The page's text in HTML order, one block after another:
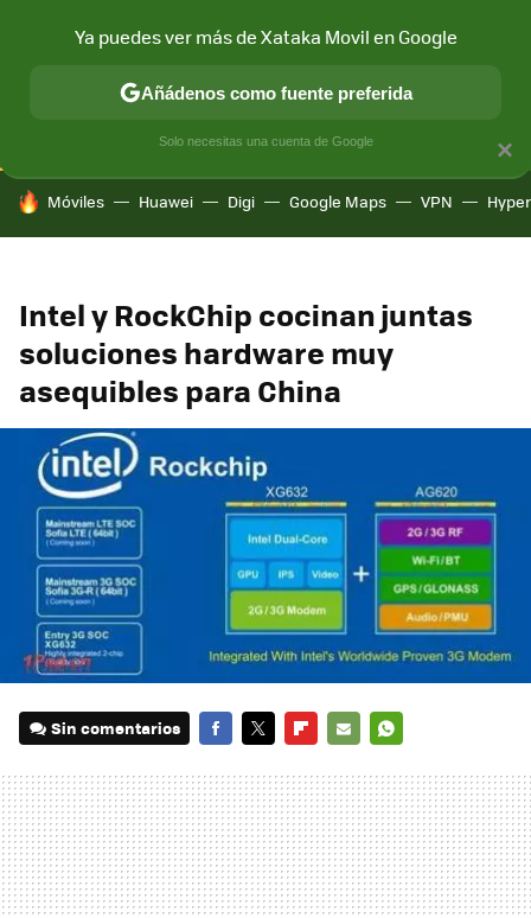
CONECTIVIDAD MÓVIL Y SOCIEDAD APLICACIONES
HOY SE HABLA DE
Móviles Huawei Digi Google Maps VPN
Intel y RockChip cocinan juntas
soluciones hardware muy
asequibles para China
Sin comentarios
MAIL
×
Ya puedes ver más de Xataka Movil en Google
Añádenos como fuente preferida
Solo necesitas una cuenta de Google